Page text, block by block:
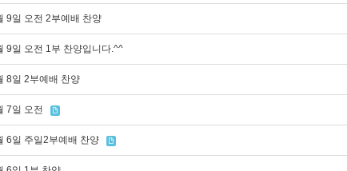
9일 오전 2부예배 찬양
9일 오전 1부 찬양입니다.^^
8일 2부예배 찬양
7일 오전
6일 주일2부예배 찬양